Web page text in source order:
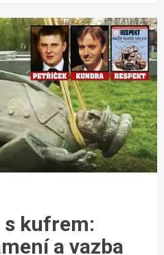
s kufrem:
a vazba